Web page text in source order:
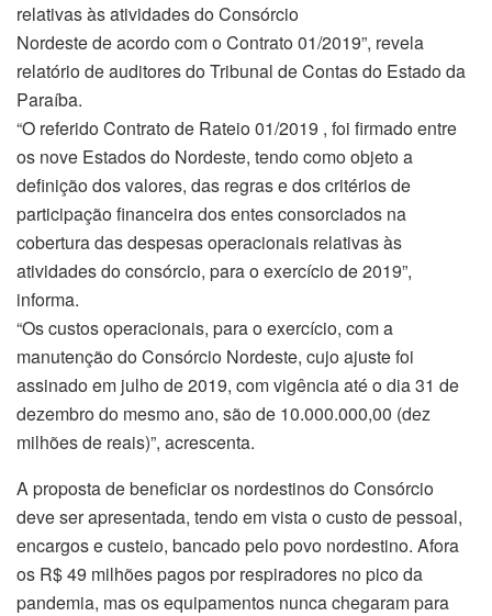
relativas às atividades do Consórcio
Nordeste de acordo com o Contrato 01/2019”, revela
relatório de auditores do Tribunal de Contas do Estado da
Paraíba.
“O referido Contrato de Rateio 01/2019 , foi firmado entre
os nove Estados do Nordeste, tendo como objeto a
definição dos valores, das regras e dos critérios de
participação financeira dos entes consorciados na
cobertura das despesas operacionais relativas às
atividades do consórcio, para o exercício de 2019”,
informa.
“Os custos operacionais, para o exercício, com a
manutenção do Consórcio Nordeste, cujo ajuste foi
assinado em julho de 2019, com vigência até o dia 31 de
dezembro do mesmo ano, são de 10.000.000,00 (dez
milhões de reais)”, acrescenta.
A proposta de beneficiar os nordestinos do Consórcio
deve ser apresentada, tendo em vista o custo de pessoal,
encargos e custeio, bancado pelo povo nordestino. Afora
os R$ 49 milhões pagos por respiradores no pico da
pandemia, mas os equipamentos nunca chegaram para